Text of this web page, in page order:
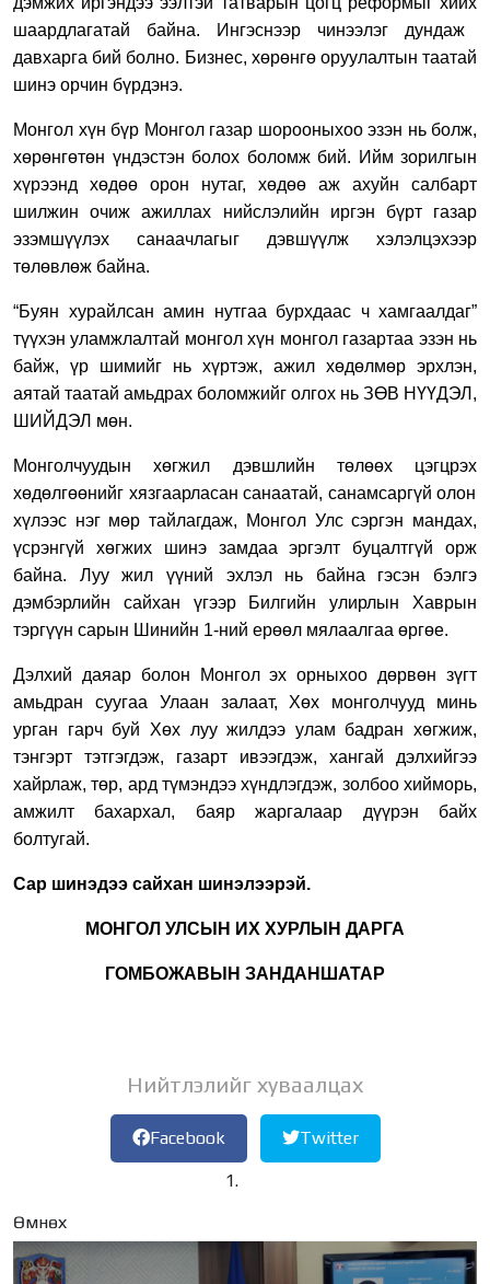
шаардлагатай байна.
Ингэснээр чинээлэг дундаж
давхарга бий болно. Бизнес, хөрөнгө оруулалтынтаатай
шинэ орчин бүрдэнэ.
Монгол хүн бүр Монгол газар шорооныхооэзэн нь болж,
хөрөнгөтөн үндэстэн болох боломжбий. Ийм зорилгын
хүрээнд хөдөө орон нутаг, хөдөө аж ахуйн салбарт
шилжин очиж ажиллах нийслэлийн иргэн бүрт газар
эзэмшүүлэх санаачлагыг дэвшүүлж хэлэлцэхээр
төлөвлөж байна.
“Буян хурайлсан амин нутгаа бурхдаас ч хамгаалдаг”
түүхэн уламжлалтай монгол хүн монгол газартаа эзэн нь
байж, үр шимийг нь хүртэж, ажил хөдөлмөр эрхлэн,
аятай таатай амьдрах боломжийг олгох нь ЗӨВ НҮҮДЭЛ,
ШИЙДЭЛ мөн.
Монголчуудынхөгжил дэвшлийн төлөөх цэгцрэх
хөдөлгөөнийг хязгаарласан санаатай, санамсаргүй олон
хүлээс нэг мөр тайлагдаж, Монгол Улссэргэн мандах,
үсрэнгүй хөгжих шинэзамдааэргэлт буцалтгүйорж
байна. Луу жил үүний эхлэл нь байна гэсэн бэлгэ
дэмбэрлийн сайхан үгээрБилгийн улирлын Хаврын
тэргүүн сарын Шинийн 1-ний ерөөл мялаалгаа өргөе.
Дэлхий даяар болон Монгол эх орныхоо дөрвөн зүгт
амьдран суугаа Улаан залаат, Хөх монголчууд минь
урган гарч буй Хөх луу жилдээ улам бадран хөгжиж,
тэнгэрт тэтгэгдэж, газарт ивээгдэж, хангай дэлхийгээ
хайрлаж, төр, ард түмэндээ хүндлэгдэж, золбоо хийморь,
амжилт бахархал, баяр жаргалаар дүүрэн байх
болтугай.
Сар шинэдээ сайхан шинэлээрэй.
МОНГОЛ УЛСЫН ИХ ХУРЛЫН ДАРГА
ГОМБОЖАВЫН ЗАНДАНШАТАР
Нийтлэлийг хуваалцах
Facebook Twitter
Өмнөх